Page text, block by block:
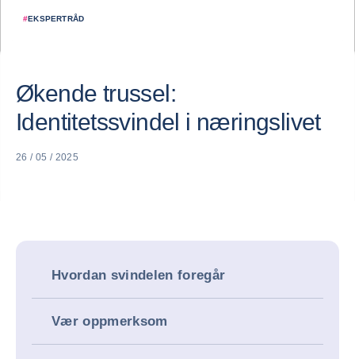
#EKSPERTRÅD
Økende trussel:
Identitetssvindel i næringslivet
26 / 05 / 2025
Hvordan svindelen foregår
Vær oppmerksom